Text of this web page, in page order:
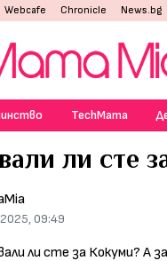
Webcafe Chronicle News.bg
TechMama
ли сте
09:49